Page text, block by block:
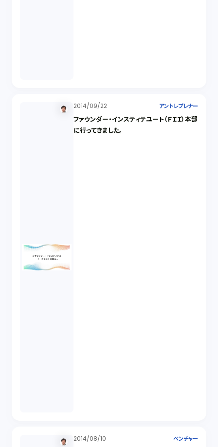
2014/09/22 アントレプレナー
ファウンダー・インスティテユート（ＦＩＩ）本部
に行ってきました。
2014/08/10 ベンチャー